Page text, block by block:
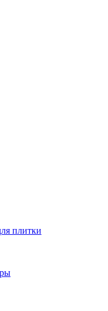
плитки